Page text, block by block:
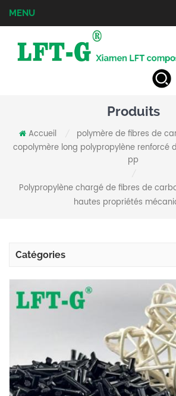
MENU
Produits
Accueil polymère de fibres de
copolymère long polypropylène renforcé
pp
Polypropylène chargé de fibres de
hautes propriétés
Catégories